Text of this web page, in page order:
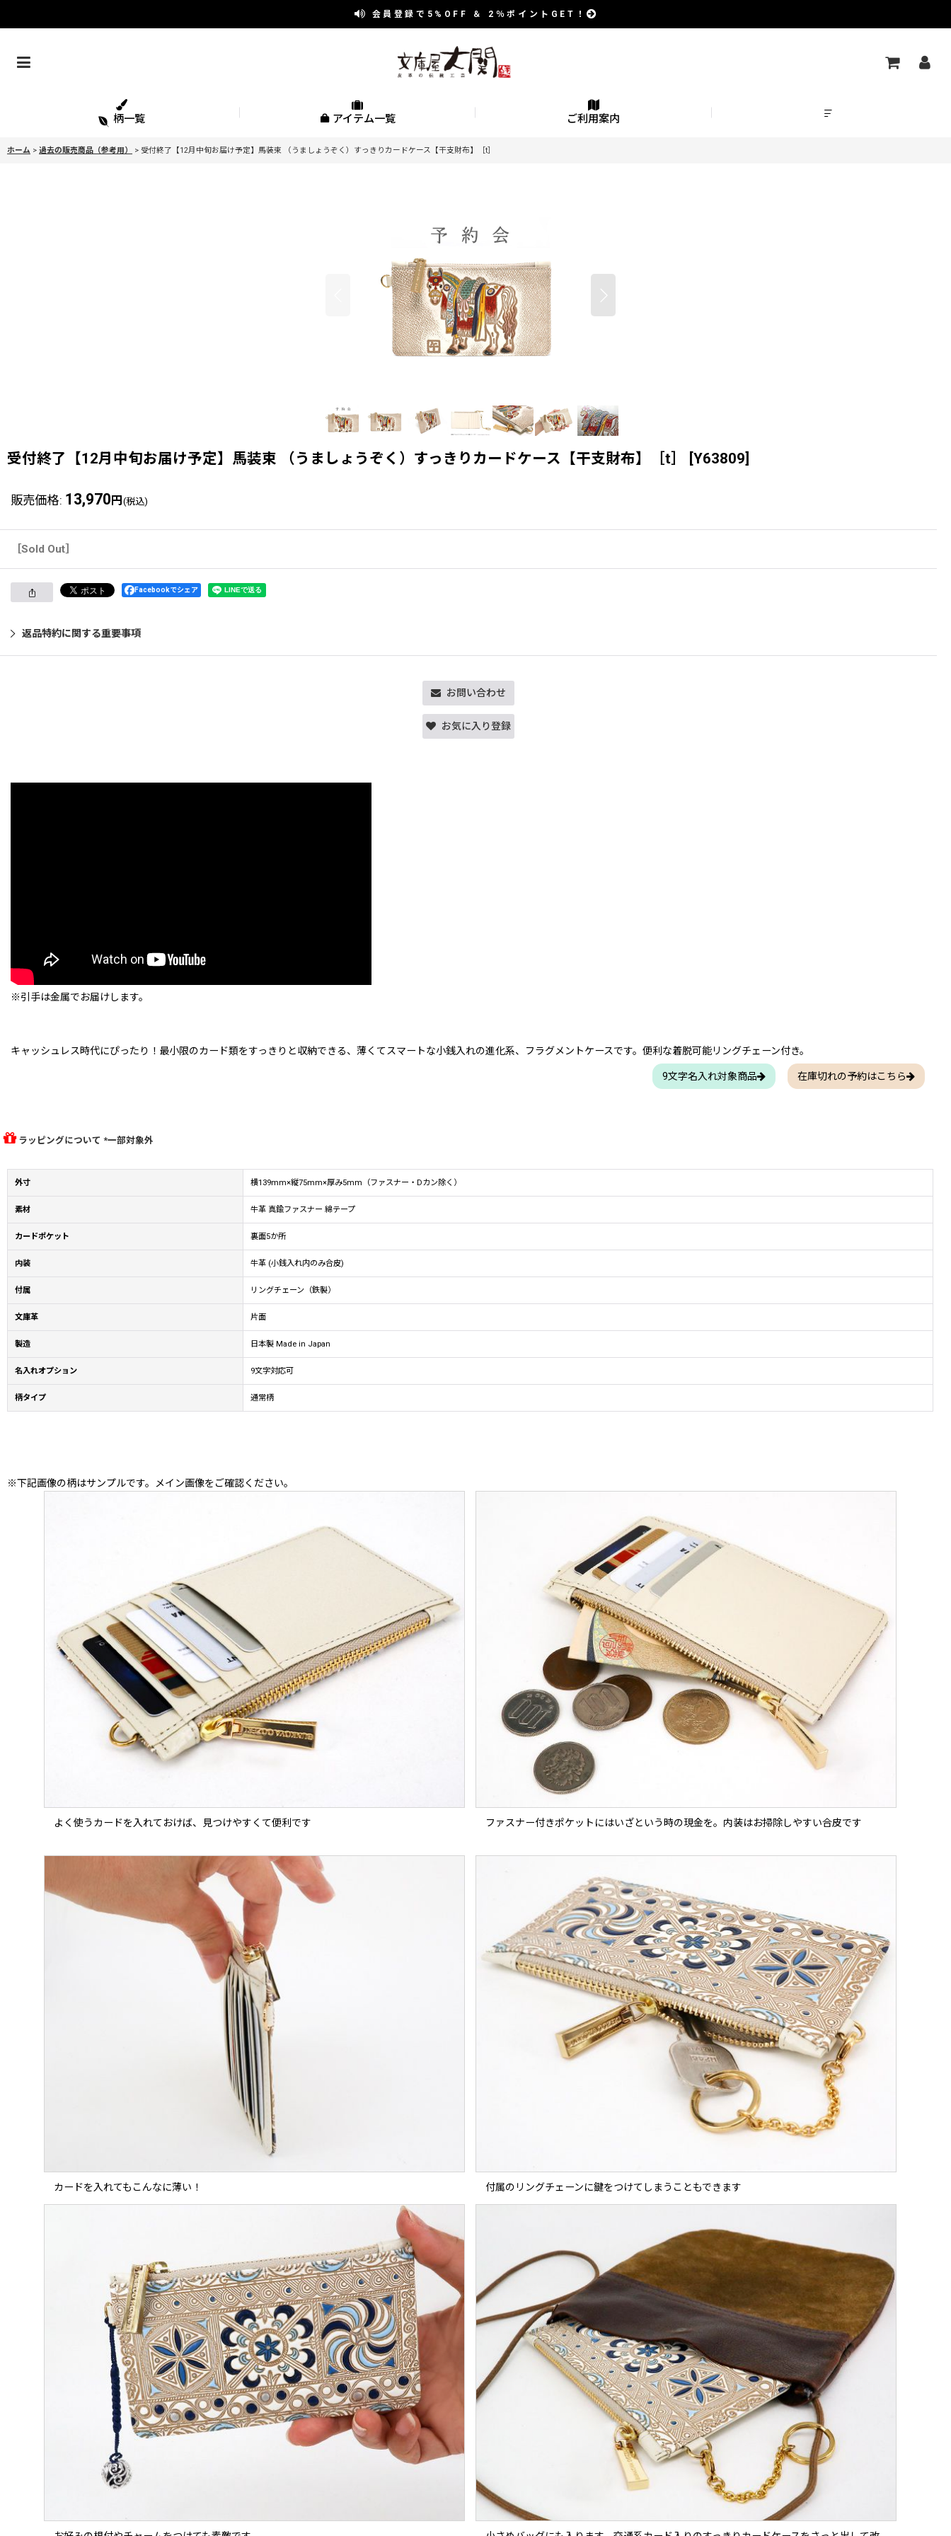
会員登録で 5%OFF ＆ 2％ポイントGET！
柄一覧 アイテム一覧 ご利用案内
ホーム > 過去の販売商品（参考用） > 受付終了【12月中旬お届け予定】馬装束 （うましょうぞく）すっきりカードケース【干支財布】［t］
受付終了【12月中旬お届け予定】馬装束 （うましょうぞく）すっきりカードケース【干支財布】［t］ Y63809
販売価格: 13,970 円 (税込)
［Sold Out］
Facebookでシェア
返品特約に関する重要事項
お問い合わせ
お気に入り登録
※引手は金属でお届けします。
キャッシュレス時代にぴったり！最小限のカード類をすっきりと収納できる、薄くてスマートな小銭入れの進化系、フラグメントケースです。便利な着脱可能リングチェーン付き。
9文字名入れ対象商品 在庫切れの予約はこちら
ラッピングについて *一部対象外
外寸 横139mm×縦75mm×厚み5mm（ファスナー・Dカン除く）
素材 牛革 真鍮ファスナー 綿テープ
カードポケット 裏面5か所
内装 牛革 (小銭入れ内のみ合皮)
付属 リングチェーン（鉄製）
文庫革 片面
製造 日本製 Made in Japan
名入れオプション 9文字対応可
柄タイプ 通常柄
※下記画像の柄はサンプルです。メイン画像をご確認ください。
よく使うカードを入れておけば、見つけやすくて便利です ファスナー付きポケットにはいざという時の現金を。内装はお掃除しやすい合皮です
カードを入れてもこんなに薄い！ 付属のリングチェーンに鍵をつけてしまうこともできます